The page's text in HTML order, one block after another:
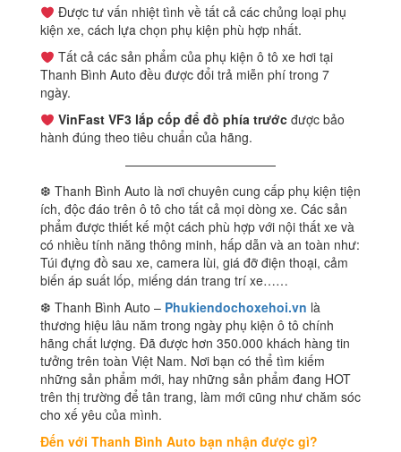
Được tư vấn nhiệt tình về tất cả các chủng loại phụ
kiện xe, cách lựa chọn phụ kiện phù hợp nhất.
Tất cả các sản phẩm của phụ kiện ô tô xe hơi tại
Thanh Bình Auto đều được đổi trả miễn phí trong 7
ngày.
VinFast VF3 lắp cốp để đồ phía trướcđược bảo
hành đúng theo tiêu chuẩn của hãng.
————————————
❆ Thanh Bình Auto là nơi chuyên cung cấp phụ kiện tiện
ích, độc đáo trên ô tô cho tất cả mọi dòng xe. Các sản
phẩm được thiết kế một cách phù hợp với nội thất xe và
có nhiều tính năng thông minh, hấp dẫn và an toàn như:
Túi đựng đồ sau xe, camera lùi, giá đỡ điện thoại, cảm
biến áp suất lốp, miếng dán trang trí xe……
❆ Thanh Bình Auto – Phukiendochoxehoi.vn là
thương hiệu lâu năm trong ngày phụ kiện ô tô chính
hãng chất lượng. Đã được hơn 350.000 khách hàng tin
tưởng trên toàn Việt Nam. Nơi bạn có thể tìm kiếm
những sản phẩm mới, hay những sản phẩm đang HOT
trên thị trường để tân trang, làm mới cũng như chăm sóc
cho xế yêu của mình.
Đến với Thanh Bình Auto bạn nhận được gì?